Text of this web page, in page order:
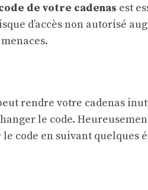
de votre cadenas est
d’accès non autorisé
rendre votre cadenas
le code.
le code en suivant quelques